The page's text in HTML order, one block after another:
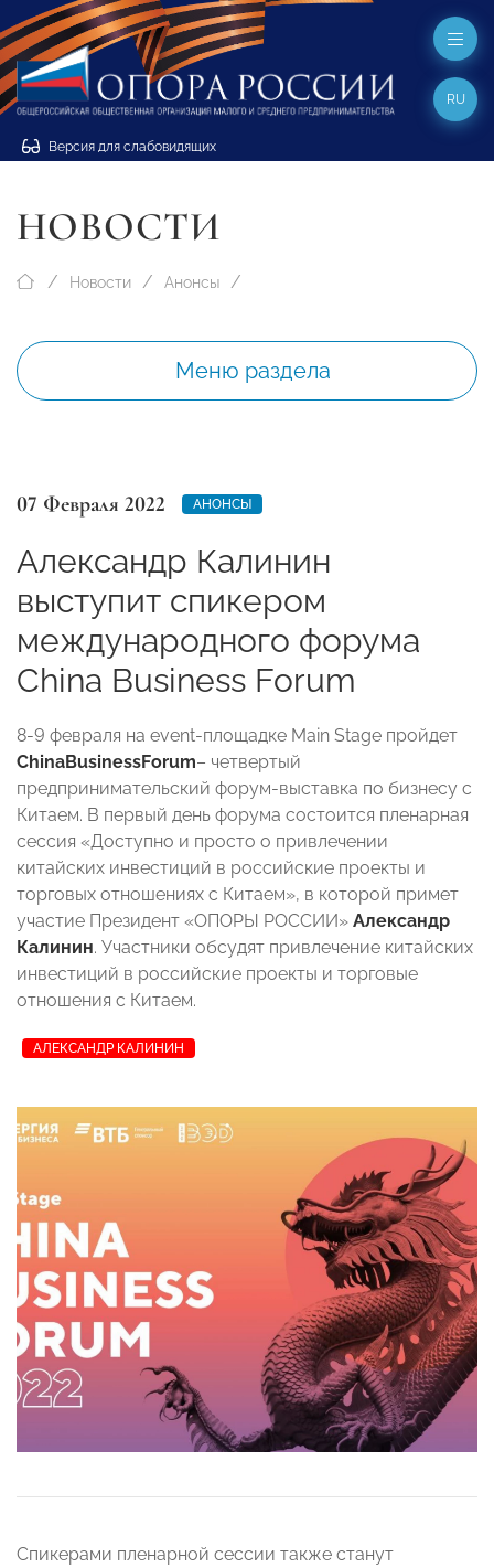
Версия для слабовидящих
RU
НОВОСТИ
Новости Анонсы
Меню раздела
07 Февраля 2022 АНОНСЫ
Александр Калинин
выступит спикером
международного форума
China Business Forum
8-9 февраля на event-площадке Main Stage пройдет
ChinaBusinessForum– четвертый
предпринимательский форум-выставка по бизнесу с
Китаем. В первый день форума состоится пленарная
сессия «Доступно и просто о привлечении
китайских инвестиций в российские проекты и
торговых отношениях с Китаем», в которой примет
участие Президент «ОПОРЫ РОССИИ» Александр
Калинин. Участники обсудят привлечение китайских
инвестиций в российские проекты и торговые
отношения с Китаем.
АЛЕКСАНДР КАЛИНИН
Спикерами пленарной сессии также станут